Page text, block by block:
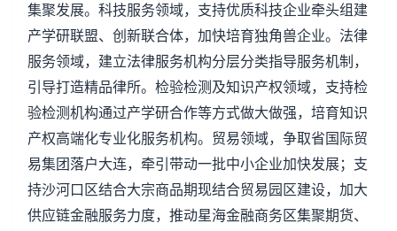
集聚发展。科技服务领域，支持优质科技企业牵头组建
产学研联盟、创新联合体，加快培育独角兽企业。法律
服务领域，建立法律服务机构分层分类指导服务机制，
引导打造精品律所。检验检测及知识产权领域，支持检
验检测机构通过产学研合作等方式做大做强，培育知识
产权高端化专业化服务机构。贸易领域，争取省国际贸
易集团落户大连，牵引带动一批中小企业加快发展；支
持沙河口区结合大宗商品期现结合贸易园区建设，加大
供应链金融服务力度，推动星海金融商务区集聚期货、